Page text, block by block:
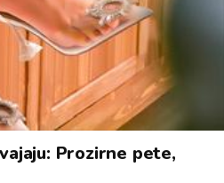
Prozirne pete,